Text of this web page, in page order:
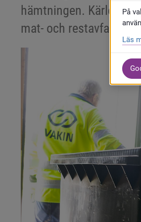
hämtningen. Kärlen
mat- och restavfall.
På
Läs